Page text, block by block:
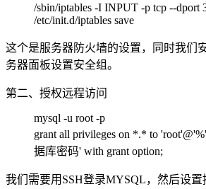
/sbin/iptables -I INPUT -p tcp --dport
/etc/init.d/iptables save
这个是服务器防火墙的设置，同时我们
务器面板设置安全组。
第二、授权远程访问
mysql -u root -p
grant all privileges on *.* to
据库密码' with grant option;
我们需要用SSH登录MYSQL，然后设置